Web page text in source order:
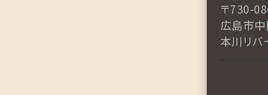
〒730-
広島市
本川リバ